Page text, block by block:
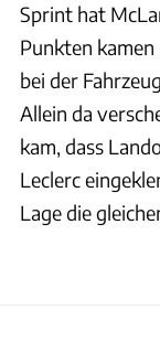
Sprint hat
Punkten
bei der
Allein da
kam, dass
Leclerc
Lage die